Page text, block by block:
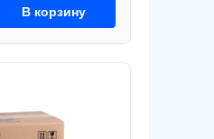
В корзину